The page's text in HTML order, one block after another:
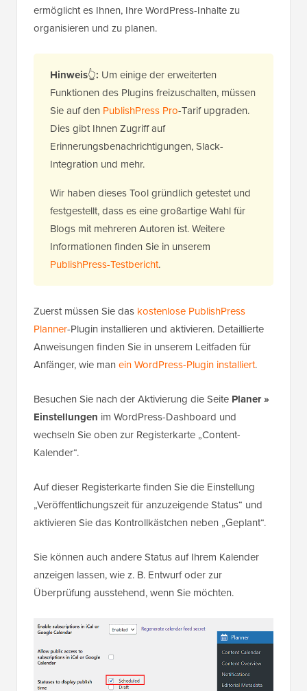
ermöglicht es Ihnen, Ihre WordPress-Inhalte zu
organisieren und zu planen.
Hinweis👆: Um einige der erweiterten
Funktionen des Plugins freizuschalten, müssen
Sie auf den PublishPress Pro-Tarif upgraden.
Dies gibt Ihnen Zugriff auf
Erinnerungsbenachrichtigungen, Slack-
Integration und mehr.
Wir haben dieses Tool gründlich getestet und
festgestellt, dass es eine großartige Wahl für
Blogs mit mehreren Autoren ist. Weitere
Informationen finden Sie in unserem
PublishPress-Testbericht.
Zuerst müssen Sie das kostenlose PublishPress
Planner-Plugin installieren und aktivieren. Detaillierte
Anweisungen finden Sie in unserem Leitfaden für
Anfänger, wie man ein WordPress-Plugin installiert.
Besuchen Sie nach der Aktivierung die Seite Planer »
Einstellungen im WordPress-Dashboard und
wechseln Sie oben zur Registerkarte „Content-
Kalender“.
Auf dieser Registerkarte finden Sie die Einstellung
„Veröffentlichungszeit für anzuzeigende Status“ und
aktivieren Sie das Kontrollkästchen neben „Geplant“.
Sie können auch andere Status auf Ihrem Kalender
anzeigen lassen, wie z. B. Entwurf oder zur
Überprüfung ausstehend, wenn Sie möchten.